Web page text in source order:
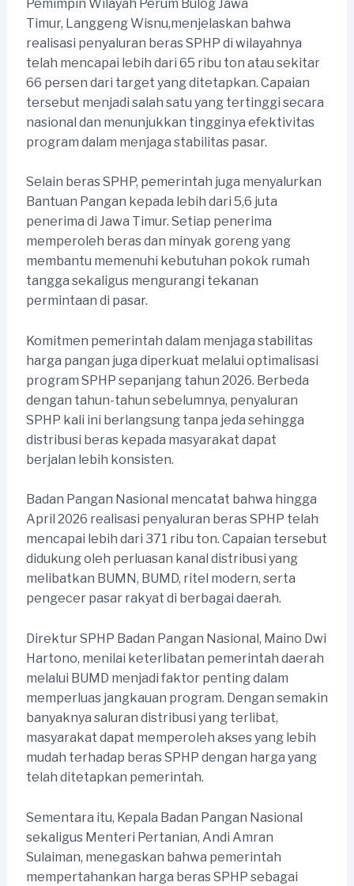
Pemimpin Wilayah Perum Bulog Jawa
Timur, Langgeng Wisnu,menjelaskan bahwa
realisasi penyaluran beras SPHP di wilayahnya
telah mencapai lebih dari 65 ribu ton atau sekitar
66 persen dari target yang ditetapkan. Capaian
tersebut menjadi salah satu yang tertinggi secara
nasional dan menunjukkan tingginya efektivitas
program dalam menjaga stabilitas pasar.
Selain beras SPHP, pemerintah juga menyalurkan
Bantuan Pangan kepada lebih dari 5,6 juta
penerima di Jawa Timur. Setiap penerima
memperoleh beras dan minyak goreng yang
membantu memenuhi kebutuhan pokok rumah
tangga sekaligus mengurangi tekanan
permintaan di pasar.
Komitmen pemerintah dalam menjaga stabilitas
harga pangan juga diperkuat melalui optimalisasi
program SPHP sepanjang tahun 2026. Berbeda
dengan tahun-tahun sebelumnya, penyaluran
SPHP kali ini berlangsung tanpa jeda sehingga
distribusi beras kepada masyarakat dapat
berjalan lebih konsisten.
Badan Pangan Nasional mencatat bahwa hingga
April 2026 realisasi penyaluran beras SPHP telah
mencapai lebih dari 371 ribu ton. Capaian tersebut
didukung oleh perluasan kanal distribusi yang
melibatkan BUMN, BUMD, ritel modern, serta
pengecer pasar rakyat di berbagai daerah.
Direktur SPHP Badan Pangan Nasional, Maino Dwi
Hartono, menilai keterlibatan pemerintah daerah
melalui BUMD menjadi faktor penting dalam
memperluas jangkauan program. Dengan semakin
banyaknya saluran distribusi yang terlibat,
masyarakat dapat memperoleh akses yang lebih
mudah terhadap beras SPHP dengan harga yang
telah ditetapkan pemerintah.
Sementara itu, Kepala Badan Pangan Nasional
sekaligus Menteri Pertanian, Andi Amran
Sulaiman, menegaskan bahwa pemerintah
mempertahankan harga beras SPHP sebagai